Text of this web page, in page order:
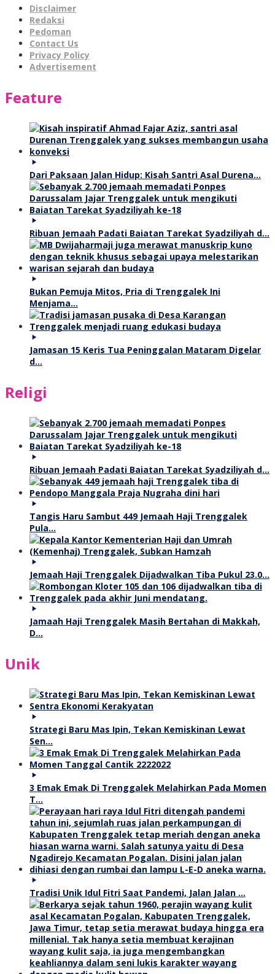
Disclaimer
Redaksi
Pedoman
Contact Us
Privacy Policy
Advertisement
Feature
Dari Paksaan Jalan Hidup: Kisah Santri Asal Durena…
Ribuan Jemaah Padati Baiatan Tarekat Syadziliyah d…
Bukan Pemuja Mitos, Pria di Trenggalek Ini
Menjama…
Jamasan 15 Keris Tua Peninggalan Mataram Digelar
d…
Religi
Ribuan Jemaah Padati Baiatan Tarekat Syadziliyah d…
Tangis Haru Sambut 449 Jemaah Haji Trenggalek
Pula…
Jemaah Haji Trenggalek Dijadwalkan Tiba Pukul 23.0…
Jamaah Haji Trenggalek Masih Bertahan di Makkah,
D…
Unik
Strategi Baru Mas Ipin, Tekan Kemiskinan Lewat
Sen…
3 Emak Emak Di Trenggalek Melahirkan Pada Momen
T…
Tradisi Unik Idul Fitri Saat Pandemi, Jalan Jalan …